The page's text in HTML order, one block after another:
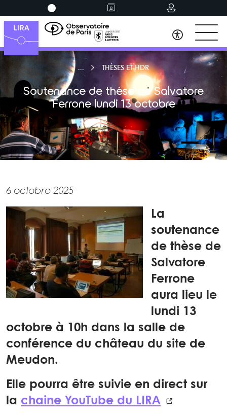
THÈSES ET HDR
Soutenance de thèse de Salvatore
Ferrone lundi 13 octobre
6 octobre 2025
La
soutenance
de thèse de
Salvatore
Ferrone
aura lieu le
lundi 13
octobre à 10h dans la salle de
conférence du château du site de
Meudon.
Elle pourra être suivie en direct sur
la chaine YouTube du LIRA